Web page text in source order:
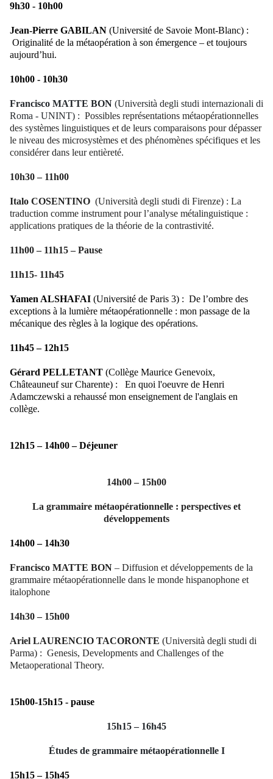
9h30 - 10h00
Jean-Pierre GABILAN (Université de Savoie Mont-Blanc) :
Originalité de la métaopération à son émergence – et toujours
aujourd’hui.
10h00 - 10h30
Francisco MATTE BON (Università degli studi internazionali di
Roma - UNINT) : Possibles représentations métaopérationnelles
des systèmes linguistiques et de leurs comparaisons pour dépasser
le niveau des microsystèmes et des phénomènes spécifiques et les
considérer dans leur entièreté.
10h30 – 11h00
Italo COSENTINO (Università degli studi di Firenze) : La
traduction comme instrument pour l’analyse métalinguistique :
applications pratiques de la théorie de la contrastivité.
11h00 – 11h15 – Pause
11h15- 11h45
Yamen ALSHAFAI (Université de Paris 3) : De l’ombre des
exceptions à la lumière métaopérationnelle : mon passage de la
mécanique des règles à la logique des opérations.
11h45 – 12h15
Gérard PELLETANT (Collège Maurice Genevoix,
Châteauneuf sur Charente) :
En quoi l'oeuvre de Henri
Adamczewski a rehaussé mon enseignement de l'anglais en
collège.
12h15 – 14h00 – Déjeuner
14h00 – 15h00
La grammaire métaopérationnelle : perspectives et
développements
14h00 – 14h30
Francisco MATTE BON – Diffusion et développements de la
grammaire métaopérationnelle dans le monde hispanophone et
italophone
14h30 – 15h00
Ariel LAURENCIO TACORONTE (Università degli studi di
Parma) : Genesis, Developments and Challenges of the
Metaoperational Theory.
15h00-15h15 - pause
15h15 – 16h45
Études de grammaire métaopérationnelle I
15h15 – 15h45